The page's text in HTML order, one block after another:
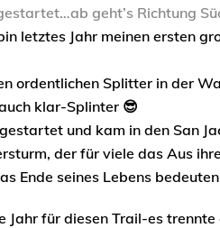
…ab geht’s Richtung
letztes Jahr meinen ersten
ordentlichen Splitter in der
klar-Splinter 😎
und kam in den San
der für viele das Aus
Ende seines Lebens
für diesen Trail-es trennte